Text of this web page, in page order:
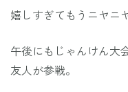
嬉しすぎてもうニヤニ
午後にもじゃんけん大
友人が参戦。